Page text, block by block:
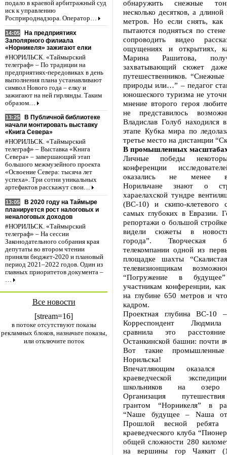
подало в краевой арбитражный суд
иск к управлению
Росприроднадзора. Оператор…
14:05
На предприятиях
Заполярного филиала
«Норникеля» зажигают елки
#НОРИЛЬСК. «Таймырский
телеграф» – По традиции на
предприятиях-передовиках в день
выполнения плана устанавливают
символ Нового года – елку и
зажигают на ней гирлянды. Таким
образом…
13:25
В Публичной библиотеке
начали монтировать выставку
«Книга Севера»
#НОРИЛЬСК. «Таймырский
телеграф» – Выставка «Книга
Севера» – завершающий этап
большого межмузейного проекта
«Освоение Севера: тысяча лет
успеха». Три сотни уникальных
артефактов расскажут свои…
13:05
В 2020 году на Таймыре
планируется рост налоговых и
неналоговых доходов
#НОРИЛЬСК. «Таймырский
телеграф» – На сессии
Законодательного собрания края
депутаты во втором чтении
приняли бюджет-2020 и плановый
период 2021–2022 годов. Один из
главных приоритетов документа –
…
Все новости
[stream=16]
в потоке отсутствуют показы
рекламных блоков, назначьте показы,
или отключите поток
обнаружить снежные
несколько десятков, а длиной
метров. Но если снять, как
пытаются подняться по
сопроводить видео
ощущениях и открытиях,
Марина Рашитова,
захватывающий сюжет
путешественников.
природы или…” – педагог
юношеского туризма не
мнение второго героя
не представилось
Владислав Голуб находился
этапе Кубка мира по
третье место на дистанции
В промышленных
Личные победы
конференции
оказались не менее
Норильчане знают о
хараелахской тундре
(ВС-10) и скипо-клетевого
самых глубоких в Евразии.
репортажи о большой
видели сюжеты в
города”. Творческая
телекомпании одной из
площадке шахты
телевизионщикам
“Погружение в
участникам конференции,
на глубине 650 метров и
кадром.
Проектная глубина ВС-10
Корреспондент Людмила
сравнила это
Останкинской башни: почти
Вот такие
Норильска!
Впечатляющим оказался
краеведческой
школьников на озеро
Организация
грантом “Норникеля” в
“Nаше будущее – Nаша
Прошлой весной ребята
краеведческого клуба
общей сложности 280
на вершины гор Чаякит